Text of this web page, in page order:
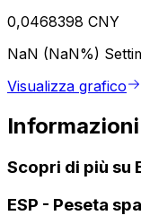
0,0468398 CNY
NaN (NaN%)
Visualizza grafico
Scopri di più su
ESP - Peseta